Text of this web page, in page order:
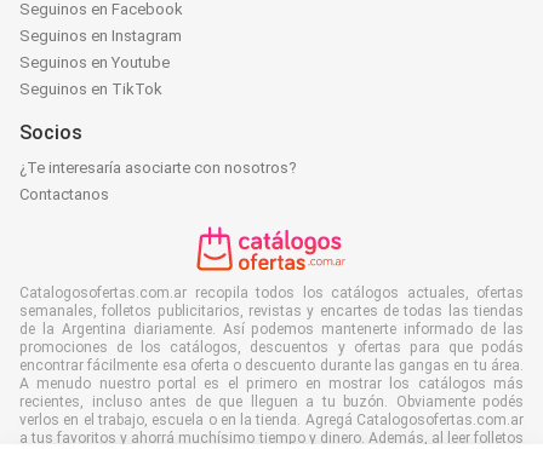
Seguinos en Facebook
Seguinos en Instagram
Seguinos en Youtube
Seguinos en TikTok
Socios
¿Te interesaría asociarte con nosotros?
Contactanos
Catalogosofertas.com.ar recopila todos los catálogos actuales, ofertas
semanales, folletos publicitarios, revistas y encartes de todas las tiendas
de la Argentina diariamente. Así podemos mantenerte informado de las
promociones de los catálogos, descuentos y ofertas para que podás
encontrar fácilmente esa oferta o descuento durante las gangas en tu área.
A menudo nuestro portal es el primero en mostrar los catálogos más
recientes, incluso antes de que lleguen a tu buzón. Obviamente podés
verlos en el trabajo, escuela o en la tienda. Agregá Catalogosofertas.com.ar
a tus favoritos y ahorrá muchísimo tiempo y dinero. Además, al leer folletos